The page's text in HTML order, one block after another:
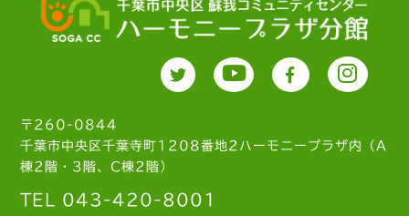
〒260-0844
千葉市中央区千葉寺町1208番地2ハーモニープラザ内（A
棟2階・3階、C棟2階）
TEL 043-420-8001